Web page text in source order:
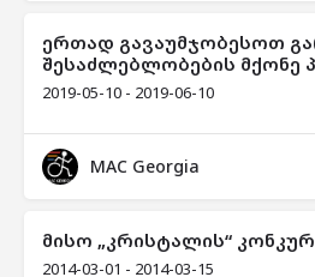
ერთად გავაუმჯობესოთ
შესაძლებლობების მქონე
2019-05-10 - 2019-06-10
MAC Georgia
მისო „კრისტალის“
2014-03-01 - 2014-03-15